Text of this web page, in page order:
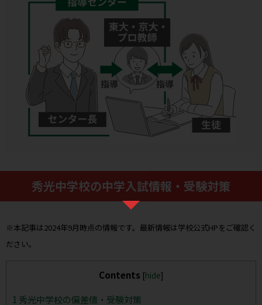
秀光中学校の中学入試情報・受験対策
※本記事は2024年9月時点の情報です。最新情報は学校公式HPをご確認く
ださい。
Contents [hide]
1 秀光中学校の偏差値・受験対策